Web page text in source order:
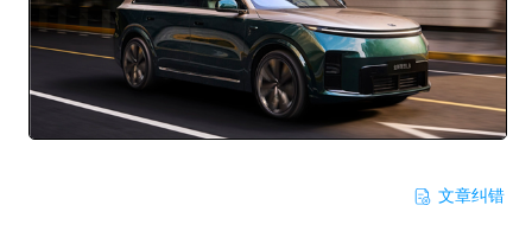
文章纠错